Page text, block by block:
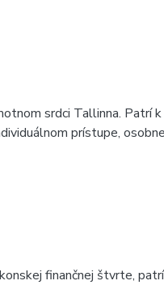
srdci Tallinna. Patrí
prístupe,
finančnej štvrte,